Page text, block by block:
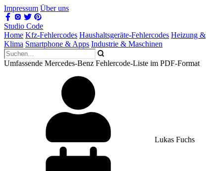
Impressum Über uns
Studio Code
Home Kfz-Fehlercodes Haushaltsgeräte-Fehlercodes Heizung &
Klima Smartphone & Apps Industrie & Maschinen
Umfassende Mercedes-Benz Fehlercode-Liste im PDF-Format
Lukas Fuchs